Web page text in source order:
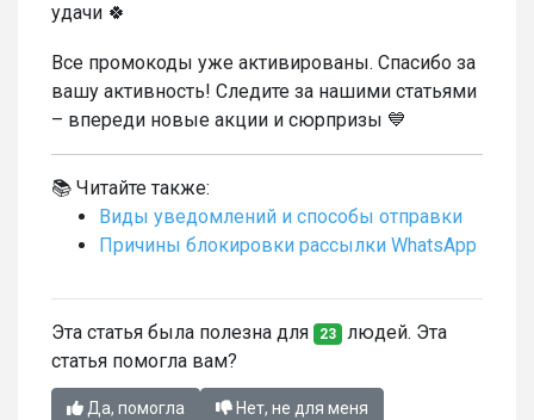
удачи 🍀
Все промокоды уже активированы. Спасибо за
вашу активность! Следите за нашими статьями
– впереди новые акции и сюрпризы 💙
📚 Читайте также:
Виды уведомлений и способы отправки
Причины блокировки рассылки WhatsApp
Эта статья была полезна для 23 людей. Эта
статья помогла вам?
Да, помогла Нет, не для меня